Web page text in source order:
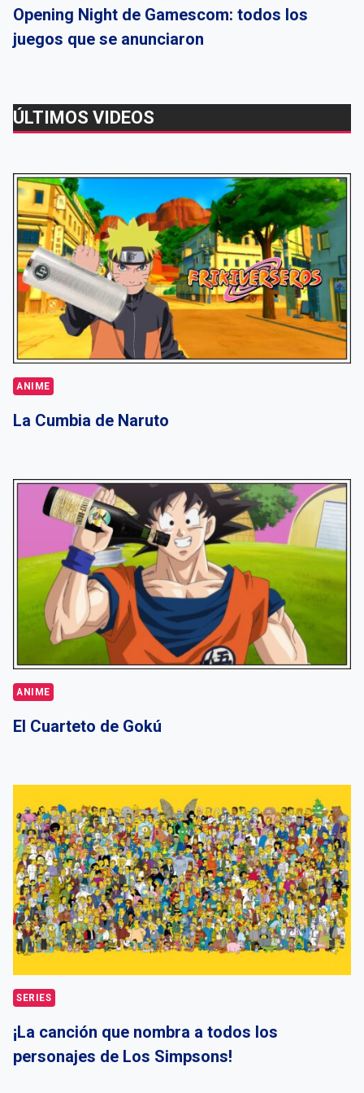
Opening Night de Gamescom: todos los
juegos que se anunciaron
ÚLTIMOS VIDEOS
ANIME
La Cumbia de Naruto
ANIME
El Cuarteto de Gokú
SERIES
¡La canción que nombra a todos los
personajes de Los Simpsons!